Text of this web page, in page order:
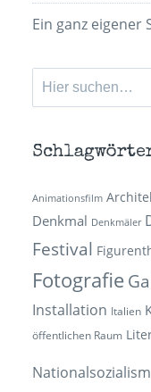
Ein ganz eigener
Suchen
nach:
Animationsfilm
Denkmal Denkmäler
Festival
Fotografie
Installation Italien
öffentlichen Raum